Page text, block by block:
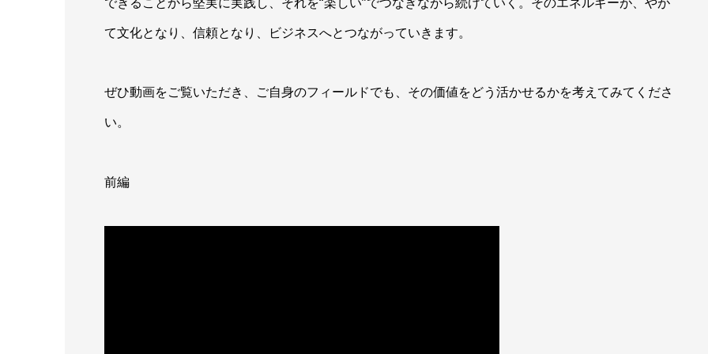
て文化となり、信頼となり、ビジネスへとつながっていきます。
ぜひ動画をご覧いただき、ご自身のフィールドでも、その価値をどう活かせるかを考えてみてくださ
い。
前編